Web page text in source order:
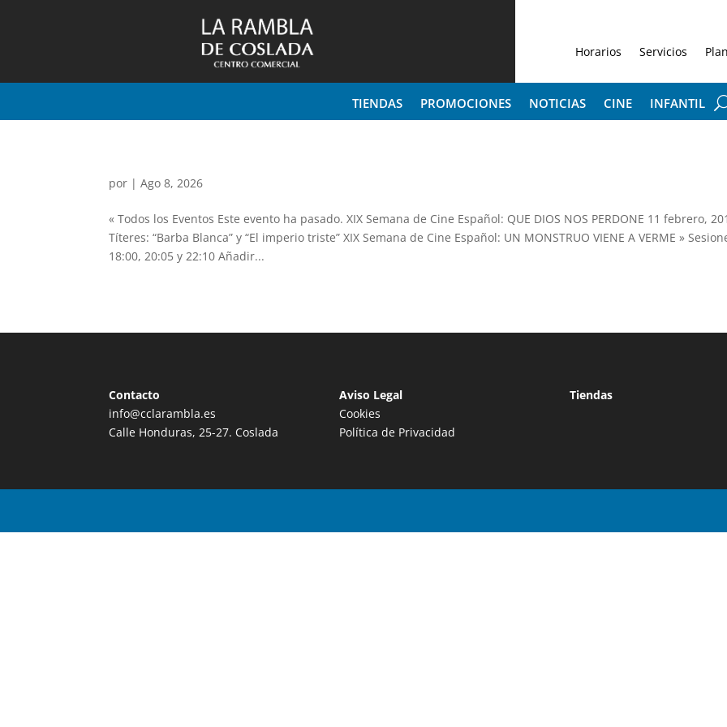
Horarios Servicios
TIENDAS PROMOCIONES NOTICIAS CINE INFANTIL
por |Ago 8, 2026
« Todos los Eventos Este evento ha pasado. XIX Semana de Cine Español: QUE DIOS NOS PERDONE 11 febrero,
Títeres: “Barba Blanca” y “El imperio triste” XIX Semana de Cine Español: UN MONSTRUO VIENE A VERME »
18:00, 20:05 y 22:10 Añadir...
Contacto
info@cclarambla.es
Calle Honduras, 25-27. Coslada
Aviso Legal
Cookies
Política de Privacidad
Tiendas